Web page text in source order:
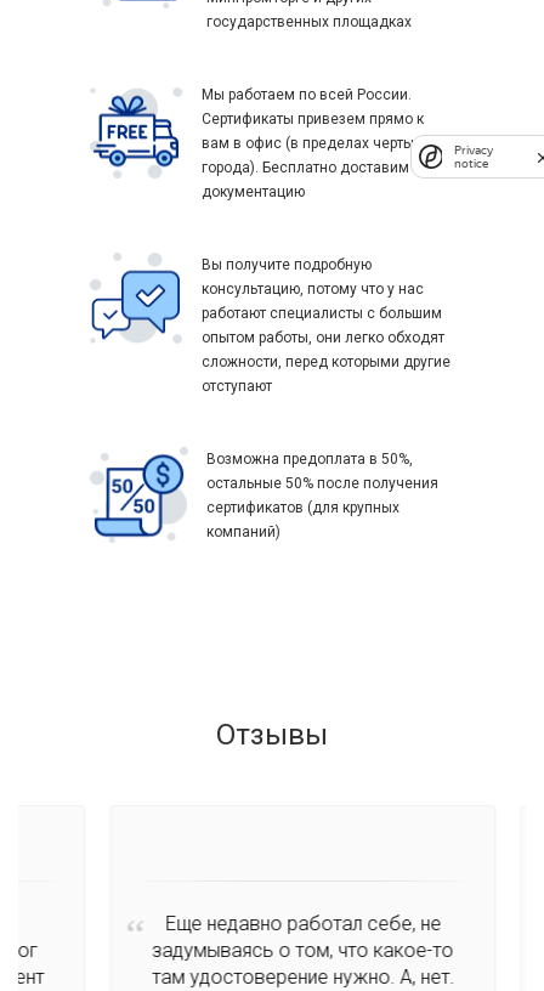
государственных площадках
Мы работаем по всей России.
Сертификаты привезем прямо к
вам в офис (в пределах черты
города). Бесплатно доставим
документацию
Возможна предоплата в 50%,
остальные 50% после получения
сертификатов (для крупных
компаний)
Вы получите подробную
консультацию, потому что у нас
работают специалисты с большим
опытом работы, они легко обходят
сложности, перед которыми другие
отступают
Отзывы
Еще недавно работал себе, не
задумываясь о том, что какое-то
там удостоверение нужно. А, нет.
Privacy
notice